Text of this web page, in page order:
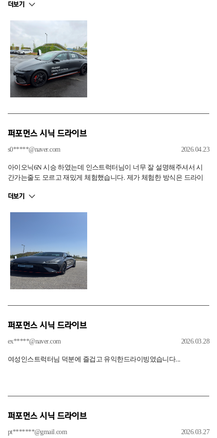
더보기
퍼포먼스 시닉 드라이브
s0*****@naver.com 2026.04.23
아이오닉6N 시승 하였는데 인스트럭터님이 너무 잘 설명해주셔서 시
간가는줄도 모르고 재밌게 체험했습니다. 제가 체험한 방식은 드라이
명 해주시며 질문에 대한 답변을 해주셨고 목적지 도착 후 잠시 쉬는시
더보기
퍼포먼스 시닉 드라이브
ex*****@naver.com 2026.03.28
여성인스트럭터님 덕분에 즐겁고 유익한드라이빙였습니다...
퍼포먼스 시닉 드라이브
pt*******@gmail.com 2026.03.27